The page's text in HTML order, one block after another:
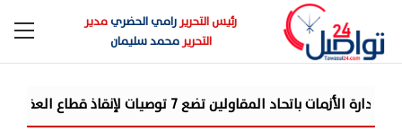
رئيس التحريررامي الحضريمدير
التحريرمحمد سليمان
والمقاولات «مرصد الذهب»: